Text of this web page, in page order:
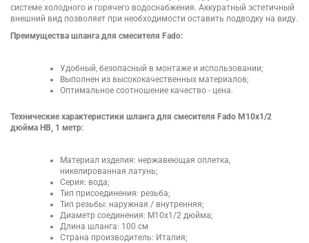
системе холодного и горячего водоснабжения. Аккуратный эстетичный
внешний вид позволяет при необходимости оставить подводку на виду.
Преимущества шланга для смесителя Fado:
Удобный, безопасный в монтаже и использовании;
Выполнен из высококачественных материалов;
Оптимальное соотношение качество - цена.
Технические характеристики шланга для смесителя Fado M10х1/2
дюйма НВ, 1 метр:
Материал изделия: нержавеющая оплетка,
никелированная латунь;
Серия: вода;
Тип присоединения: резьба;
Тип резьбы: наружная / внутренняя;
Диаметр соединения: M10х1/2 дюйма;
Длина шланга: 100 см
Страна производитель: Италия;